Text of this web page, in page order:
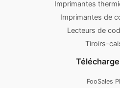
Imprimantes
Imprimantes de
Lecteurs de
Tiroirs-
FooSales